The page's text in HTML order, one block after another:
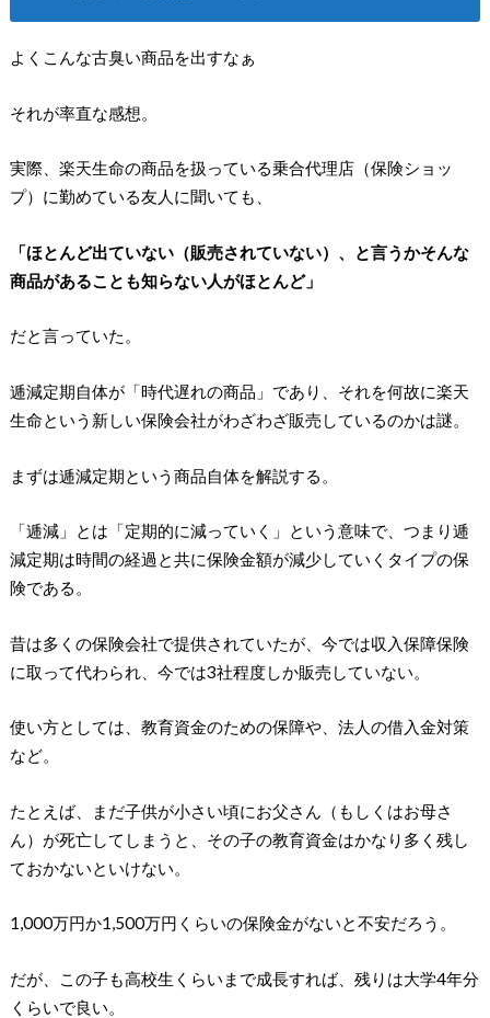
よくこんな古臭い商品を出すなぁ
それが率直な感想。
実際、楽天生命の商品を扱っている乗合代理店（保険ショッ
プ）に勤めている友人に聞いても、
「ほとんど出ていない（販売されていない）、と言うかそんな
商品があることも知らない人がほとんど」
だと言っていた。
逓減定期自体が「時代遅れの商品」であり、それを何故に楽天
生命という新しい保険会社がわざわざ販売しているのかは謎。
まずは逓減定期という商品自体を解説する。
「逓減」とは「定期的に減っていく」という意味で、つまり逓
減定期は時間の経過と共に保険金額が減少していくタイプの保
険である。
昔は多くの保険会社で提供されていたが、今では収入保障保険
に取って代わられ、今では3社程度しか販売していない。
使い方としては、教育資金のための保障や、法人の借入金対策
など。
たとえば、まだ子供が小さい頃にお父さん（もしくはお母さ
ん）が死亡してしまうと、その子の教育資金はかなり多く残し
ておかないといけない。
1,000万円か1,500万円くらいの保険金がないと不安だろう。
だが、この子も高校生くらいまで成長すれば、残りは大学4年分
くらいで良い。